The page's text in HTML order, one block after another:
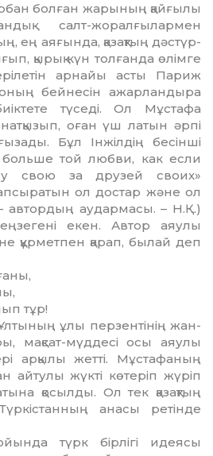
болған жарының қайғылы
салт-жоралғылармен
ең аяғында, қазақтың дәстүр-
қырық күн толғанда өлімге
арнайы асты Париж
бейнесін ажарландыра
түседі. Ол Мұстафа
оған үш латын әрпі
Бұл Інжілдің бесінші
той любви, как если
свою за друзей своих»
ол достар және ол
автордың аудармасы. – Н.Қ.)
екен. Автор аяулы
құрметпен қарап, былай деп
тұр!
ұлы перзен­тінің жан-
мақсат-мүд­десі осы аяулы
ар­қылы жетті. Мұстафаның
айту­лы жүкті көтеріп жүріп
қосылды. Ол тек қазақтың
анасы ретінде
түрк бірлігі идеясы